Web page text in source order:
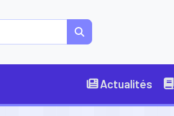
Actualités